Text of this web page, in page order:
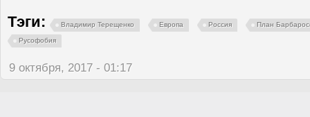
Тэги: Владимир Терещенко Европа Россия План
Русофобия
9 октября, 2017 - 01:17